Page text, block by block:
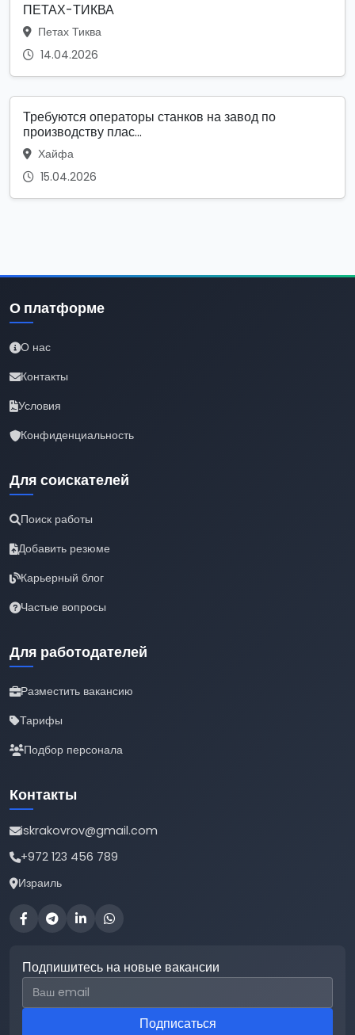
ПЕТАХ-ТИКВА
Петах Тиква
14.04.2026
Требуются операторы станков на завод по
производству плас...
Хайфа
15.04.2026
О платформе
О нас
Контакты
Условия
Конфиденциальность
Для соискателей
Поиск работы
Добавить резюме
Карьерный блог
Частые вопросы
Для работодателей
Разместить вакансию
Тарифы
Подбор персонала
Контакты
iskrakovrov@gmail.com
+972 123 456 789
Израиль
Подпишитесь на новые вакансии
Email для подписки
Подписаться